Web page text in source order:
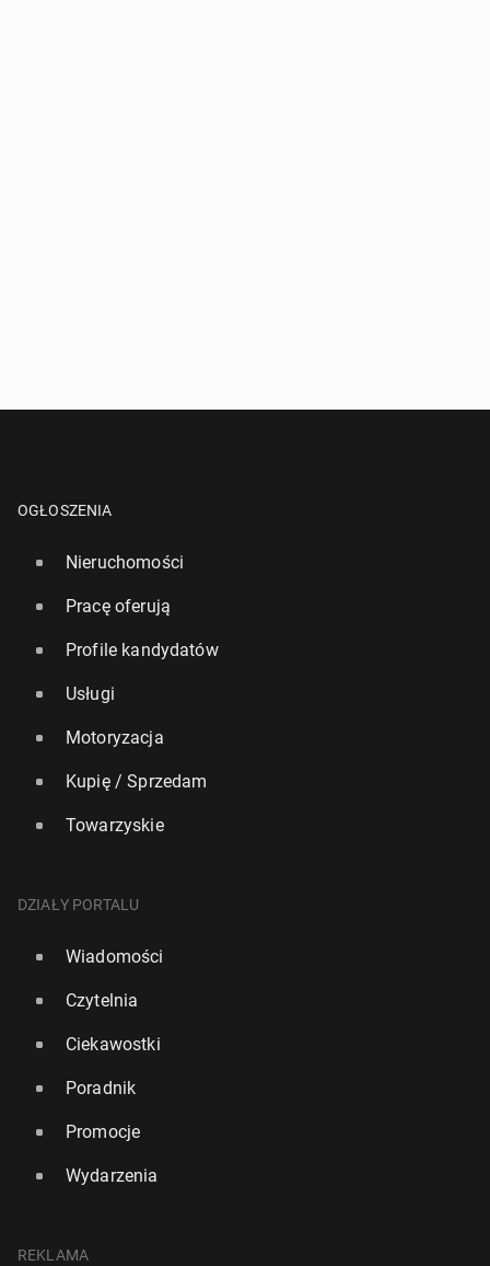
Anglia: Ro­syj­ski okręt wojenny otwo­rzył ogień
OGŁOSZENIA
Nieruchomości
Pracę oferują
Profile kandydatów
Usługi
Motoryzacja
Kupię / Sprzedam
Towarzyskie
DZIAŁY PORTALU
Wiadomości
Czytelnia
Ciekawostki
Poradnik
Promocje
Wydarzenia
REKLAMA